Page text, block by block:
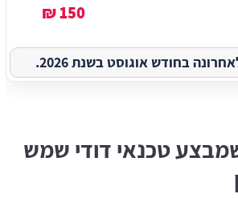
150 ₪
בחודש אוגוסט בשנת 2026.
טכנאי דודי שמש